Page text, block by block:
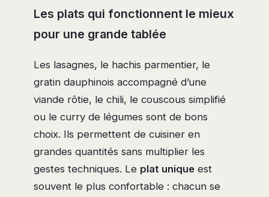
Les plats qui fonctionnent le mieux
pour une grande tablée
Les lasagnes, le hachis parmentier, le
gratin dauphinois accompagné d’une
viande rôtie, le chili, le couscous simplifié
ou le curry de légumes sont de bons
choix. Ils permettent de cuisiner en
grandes quantités sans multiplier les
gestes techniques. Le plat unique est
souvent le plus confortable : chacun se